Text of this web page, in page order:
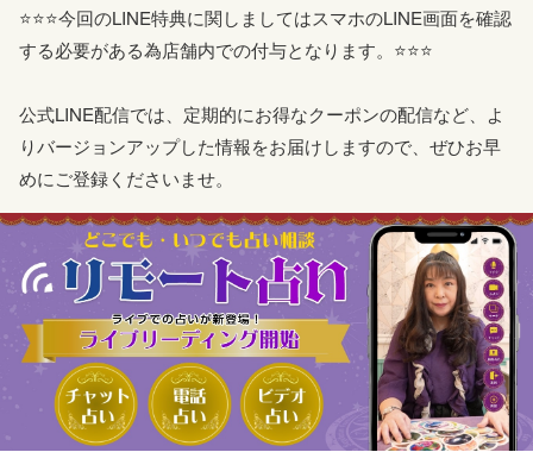
⭐⭐⭐今回のLINE特典に関しましてはスマホのLINE画面を確認
する必要がある為店舗内での付与となります。⭐⭐⭐
公式LINE配信では、定期的にお得なクーポンの配信など、よ
りバージョンアップした情報をお届けしますので、ぜひお早
めにご登録くださいませ。